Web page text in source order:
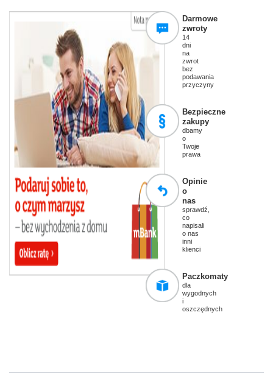
Darmowe
zwroty
14
dni
na
zwrot
bez
podawania
przyczyny
Bezpieczne
zakupy
dbamy
o
Twoje
prawa
Opinie
o
nas
sprawdź,
co
napisali
o nas
inni
klienci
Paczkomaty
dla
wygodnych
i
oszczędnych